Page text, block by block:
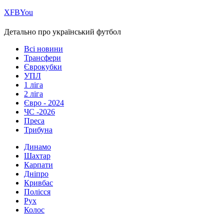
ХFBYou
Детально про український футбол
Всі новини
Трансфери
Єврокубки
УПЛ
1 ліга
2 ліга
Євро - 2024
ЧС -2026
Преса
Трибуна
Динамо
Шахтар
Карпати
Дніпро
Кривбас
Полісся
Рух
Колос